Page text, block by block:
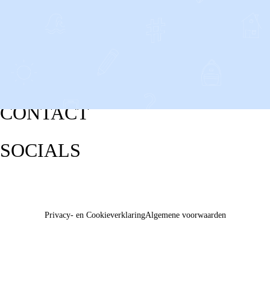
CONTACT
SOCIALS
Privacy- en CookieverklaringAlgemene voorwaarden